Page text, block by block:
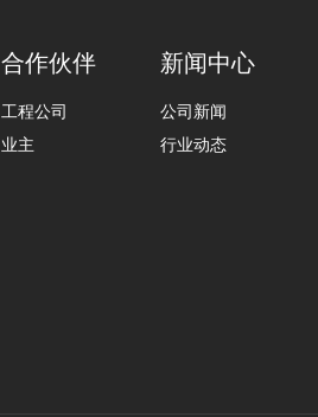
合作伙伴
工程公司
业主
新闻中心
公司新闻
行业动态